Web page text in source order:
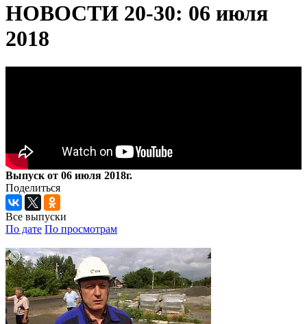
НОВОСТИ 20-30: 06 июля
2018
Выпуск от 06 июля 2018г.
Поделиться
Все выпуски
По дате По просмотрам